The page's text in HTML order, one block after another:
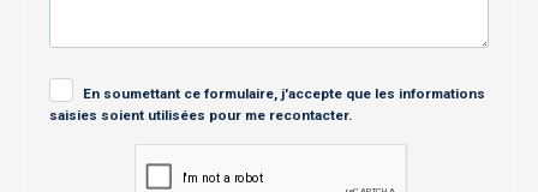
En soumettant ce formulaire, j'accepte que les informations
saisies soient utilisées pour me recontacter.